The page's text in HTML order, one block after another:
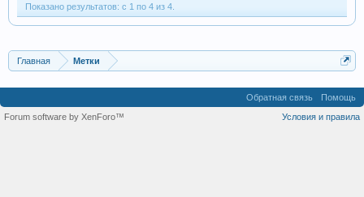
Показано результатов: с 1 по 4 из 4.
Главная Метки
Обратная связь
Помощь
Условия и правила
Forum software by XenForo™